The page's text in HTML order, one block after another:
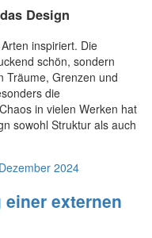
Design
inspiriert. Die
schön, sondern
Träume, Grenzen und
die
in vielen Werken hat
sowohl Struktur als auch
2024
einer externen